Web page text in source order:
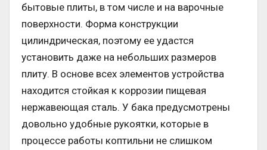
бытовые плиты, в том числе и на варочные
поверхности. Форма конструкции
цилиндрическая, поэтому ее удастся
установить даже на небольших размеров
плиту. В основе всех элементов устройства
находится стойкая к коррозии пищевая
нержавеющая сталь. У бака предусмотрены
довольно удобные рукоятки, которые в
процессе работы коптильни не слишком